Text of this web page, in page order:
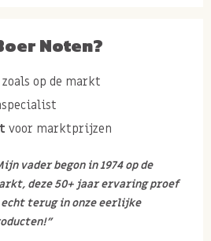
Noten?
zoals op de markt
voor marktprijzen
vader begon in 1974 op de
deze 50+ jaar ervaring proef
echt terug in onze eerlijke